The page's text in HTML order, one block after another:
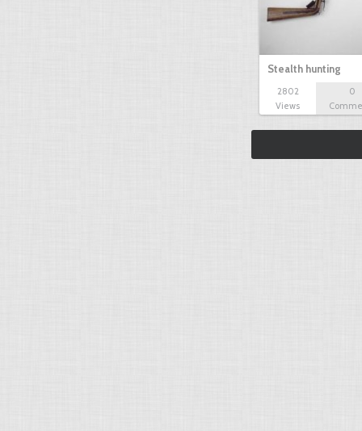
Stealth hunting
2802
Views
0